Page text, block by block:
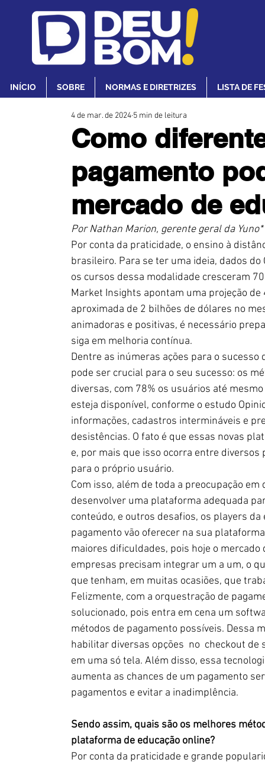
INÍCIO SOBRE NORMAS E DIRETRIZES LISTA DE
Como
pagamento
mercado de
4 de mar. de 2024 5 min de leitura
Por Nathan Marion, gerente geral da Yuno*
Por conta da praticidade, o ensino à
brasileiro. Para se ter uma ideia, dados
os cursos dessa modalidade cresceram
Market Insights apontam uma projeção
aproximada de 2 bilhões de dólares no
animadoras e positivas, é necessário
siga em melhoria contínua.
Dentre as inúmeras ações para o
pode ser crucial para o seu sucesso: os
diversas, com 78% os usuários até
esteja disponível, conforme o estudo
informações, cadastros intermináveis e
desistências. O fato é que essas novas
e, por mais que isso ocorra entre
para o próprio usuário.
Com isso, além de toda a preocupação
desenvolver uma plataforma adequada
conteúdo, e outros desafios, os players
pagamento vão oferecer na sua
maiores dificuldades, pois hoje o
empresas precisam integrar um a um, o
que tenham, em muitas ocasiões, que
Felizmente, com a orquestração de
solucionado, pois entra em cena um
métodos de pagamento possíveis. Dessa
habilitar diversas opções  no  checkout
em uma só tela. Além disso, essa
aumenta as chances de um pagamento
pagamentos e evitar a inadimplência.
Sendo assim, quais são os melhores
plataforma de educação online?
Por conta da praticidade e grande